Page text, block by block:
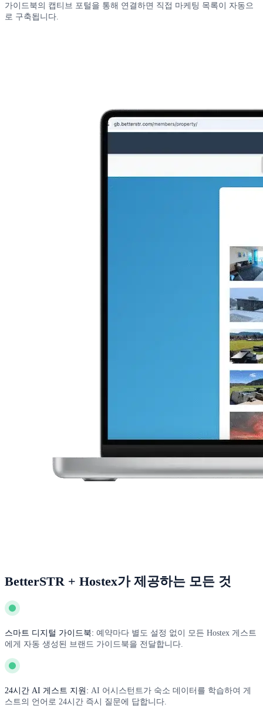
가이드북의 캡티브 포털을 통해 연결하면 직접 마케팅 목록이 자동으
로 구축됩니다.
BetterSTR + Hostex가 제공하는 모든 것
스마트 디지털 가이드북: 예약마다 별도 설정 없이 모든 Hostex 게스트
에게 자동 생성된 브랜드 가이드북을 전달합니다.
24시간 AI 게스트 지원: AI 어시스턴트가 숙소 데이터를 학습하여 게
스트의 언어로 24시간 즉시 질문에 답합니다.